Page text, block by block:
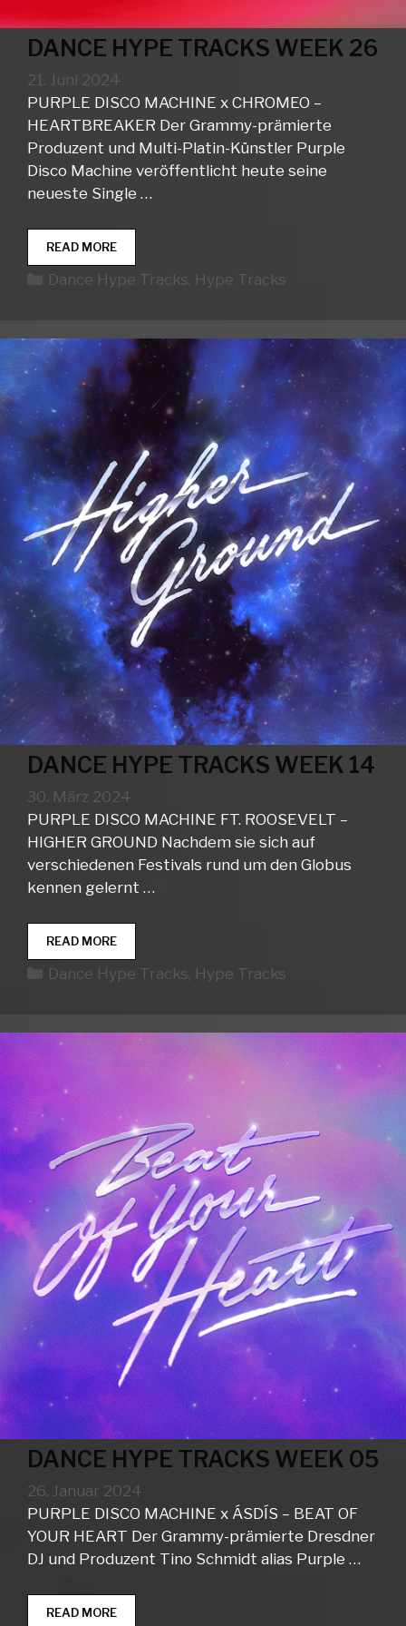
DANCE HYPE TRACKS WEEK 26
21. Juni 2024
PURPLE DISCO MACHINE x CHROMEO –
HEARTBREAKER Der Grammy-prämierte
Produzent und Multi-Platin-Künstler Purple
Disco Machine veröffentlicht heute seine
neueste Single …
READ MOREDANCE
HYPE
TRACKS
Kategorien
Dance Hype Tracks, Hype Tracks
DANCE HYPE TRACKS WEEK 14
30. März 2024
PURPLE DISCO MACHINE FT. ROOSEVELT –
HIGHER GROUND Nachdem sie sich auf
verschiedenen Festivals rund um den Globus
kennen gelernt …
READ MOREDANCE
HYPE
TRACKS
Kategorien
Dance Hype Tracks, Hype Tracks
DANCE HYPE TRACKS WEEK 05
26. Januar 2024
PURPLE DISCO MACHINE x ÁSDÍS – BEAT OF
YOUR HEART Der Grammy-prämierte Dresdner
DJ und Produzent Tino Schmidt alias Purple …
READ MOREDANCE